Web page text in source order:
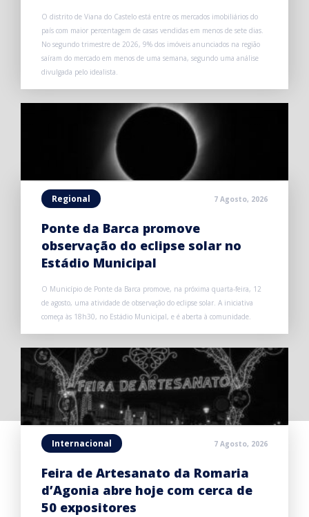
O distrito de Viana do Castelo está entre os mercados imobiliários do
país com maior percentagem de casas vendidas em menos de sete dias.
No segundo trimestre de 2026, 9% dos imóveis anunciados na região
saíram do mercado em menos de uma semana, segundo uma análise
divulgada pelo idealista.
Regional 7 Agosto, 2026
Ponte da Barca promove
observação do eclipse solar no
Estádio Municipal
O Município de Ponte da Barca promove, na próxima quarta-feira, 12
de agosto, uma atividade de observação do eclipse solar. A iniciativa
começa às 18h30, no Estádio Municipal, e é aberta à comunidade.
Internacional 7 Agosto, 2026
Feira de Artesanato da Romaria
d’Agonia abre hoje com cerca de
50 expositores